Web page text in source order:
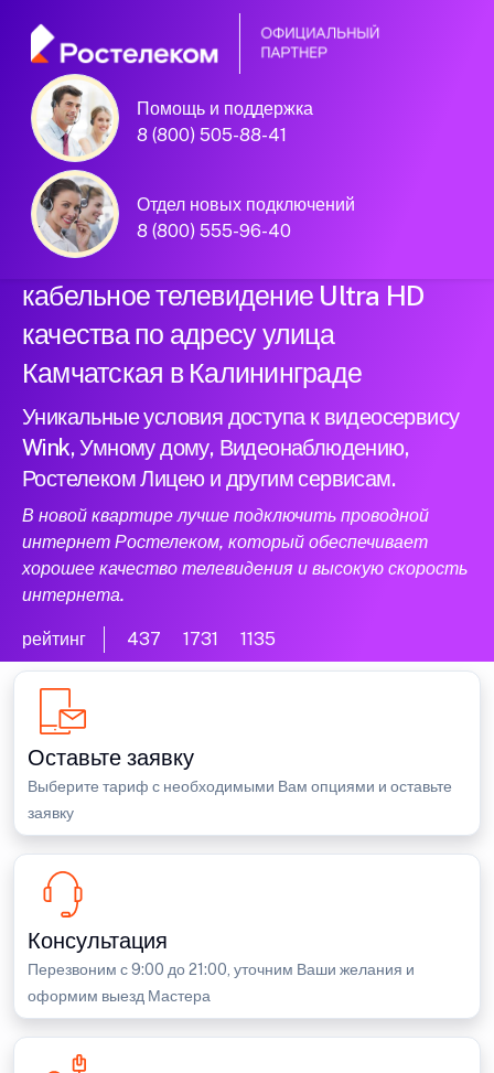
Помощь и поддержка
8 (800) 505-88-41
Отдел новых подключений
8 (800) 555-96-40
Официальный
партнер Ростелеком
Подключили новый интернет и
кабельное телевидение Ultra HD
качества по адресу улица
Камчатская в Калининграде
Уникальные условия доступа к видеосервису
Wink, Умному дому, Видеонаблюдению,
Ростелеком Лицею и другим сервисам.
В новой квартире лучше подключить проводной
интернет Ростелеком, который обеспечивает
хорошее качество телевидения и высокую скорость
интернета.
рейтинг 437 1731 1135
Оставьте заявку
Выберите тариф с необходимыми Вам опциями и оставьте
заявку
Консультация
Перезвоним с 9:00 до 21:00, уточним Ваши желания и
оформим выезд Мастера